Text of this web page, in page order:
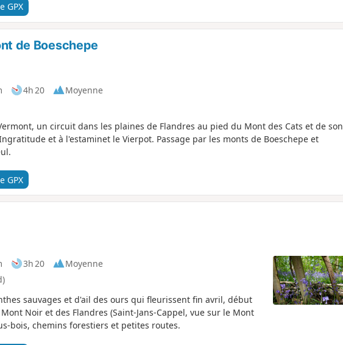
GPX
de Boeschepe
4h 20
Moyenne
un circuit dans les plaines de Flandres au pied du Mont des Cats et de son
et à l'estaminet le Vierpot. Passage par les monts de Boeschepe et
GPX
3h 20
Moyenne
sauvages et d'ail des ours qui fleurissent fin avril, début
Noir et des Flandres (Saint-Jans-Cappel, vue sur le Mont
bois, chemins forestiers et petites routes.